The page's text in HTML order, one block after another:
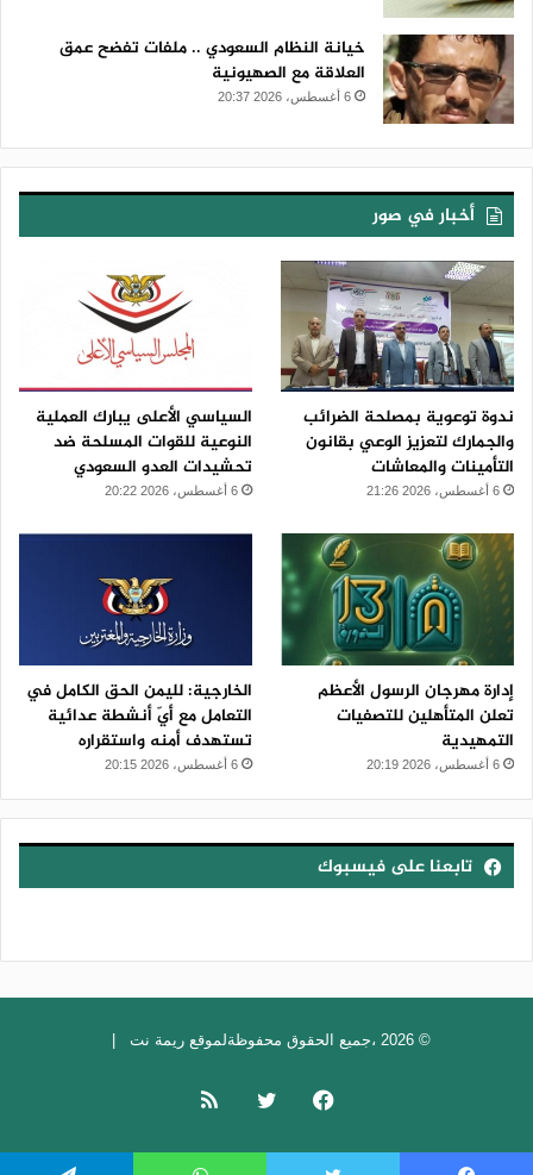
خيانة النظام السعودي .. ملفات تفضح عمق
العلاقة مع الصهيونية
6 أغسطس، 2026 20:37
أخبار في صور
ندوة توعوية بمصلحة الضرائب
والجمارك لتعزيز الوعي بقانون
التأمينات والمعاشات
6 أغسطس، 2026 21:26
السياسي الأعلى يبارك العملية
النوعية للقوات المسلحة ضد
تحشيدات العدو السعودي
6 أغسطس، 2026 20:22
إدارة مهرجان الرسول الأعظم
تعلن المتأهلين للتصفيات
التمهيدية
6 أغسطس، 2026 20:19
الخارجية: لليمن الحق الكامل في
التعامل مع أيّ أنشطة عدائية
تستهدف أمنه واستقراره
6 أغسطس، 2026 20:15
تابعنا على فيسبوك
© 2026 ،جميع الحقوق محفوظةلموقع ريمة نت |
فيسبوك تويتر ملخص
الموقع